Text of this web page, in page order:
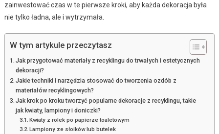
zainwestować czas w te pierwsze kroki, aby każda dekoracja była
nie tylko ładna, ale i wytrzymała.
W tym artykule przeczytasz
Jak przygotować materiały z recyklingu do trwałych i estetycznych
dekoracji?
Jakie techniki i narzędzia stosować do tworzenia ozdób z
materiałów recyklingowych?
Jak krok po kroku tworzyć popularne dekoracje z recyklingu, takie
jak kwiaty, lampiony i doniczki?
Kwiaty z rolek po papierze toaletowym
Lampiony ze słoików lub butelek